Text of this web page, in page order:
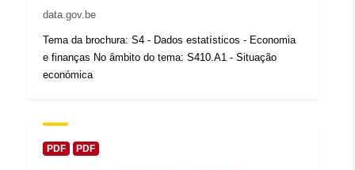
catálogo:
Atualizado em data.europa.eu:
30 July 2026
data.gov.be
Tema da brochura: S4 - Dados estatísticos - Economia
e finanças No âmbito do tema: S410.A1 - Situação
económica
PDF PDF